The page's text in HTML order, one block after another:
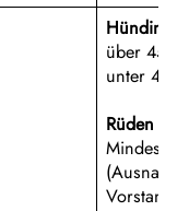
über 45
unter 45
Rüden
Vorstand